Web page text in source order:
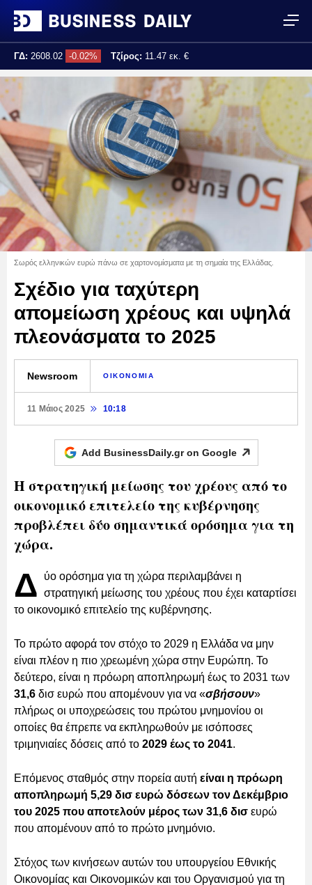
ΓΔ: 2608.02 -0.02% Τζίρος: 11.47 εκ. €
Τελ. ενημέρωση:
Σωρός ελληνικών ευρώ πάνω σε χαρτονομίσματα με τη σημαία της Ελλάδας.
Σχέδιο για ταχύτερη
απομείωση χρέους και υψηλά
πλεονάσματα το 2025
Newsroom ΟΙΚΟΝΟΜΙΑ
11 Μάιος 2025 10:18
Add BusinessDaily.gr on Google
Η στρατηγική μείωσης του χρέους από το
οικονομικό επιτελείο της κυβέρνησης
προβλέπει δύο σημαντικά ορόσημα για τη
χώρα.
Δ
ύο ορόσημα για τη χώρα περιλαμβάνει η
στρατηγική μείωσης του χρέους που έχει καταρτίσει
το οικονομικό επιτελείο της κυβέρνησης.
Το πρώτο αφορά τον στόχο το 2029 η Ελλάδα να μην
είναι πλέον η πιο χρεωμένη χώρα στην Ευρώπη. Το
δεύτερο, είναι η πρόωρη αποπληρωμή έως το 2031 των
31,6 δισ ευρώ που απομένουν για να «σβήσουν»
πλήρως οι υποχρεώσεις του πρώτου μνημονίου οι
οποίες θα έπρεπε να εκπληρωθούν με ισόποσες
τριμηνιαίες δόσεις από το 2029 έως το 2041.
Επόμενος σταθμός στην πορεία αυτή είναι η πρόωρη
αποπληρωμή 5,29 δισ ευρώ δόσεων τον Δεκέμβριο
του 2025 που αποτελούν μέρος των 31,6 δισ ευρώ
που απομένουν από το πρώτο μνημόνιο.
Στόχος των κινήσεων αυτών του υπουργείου Εθνικής
Οικονομίας και Οικονομικών και του Οργανισμού για τη